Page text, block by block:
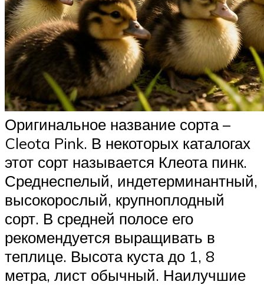
Оригинальное название сорта –
Cleota Pink. В некоторых каталогах
этот сорт называется Клеота пинк.
Среднеспелый, индетерминантный,
высокорослый, крупноплодный
сорт. В средней полосе его
рекомендуется выращивать в
теплице. Высота куста до 1, 8
метра, лист обычный. Наилучшие